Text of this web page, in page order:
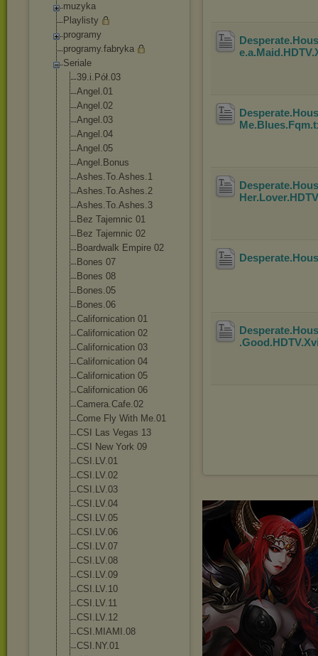
muzyka
Playlisty
programy
programy.fabryka
Seriale
39.i.Pół.03
Angel.01
Angel.02
Angel.03
Angel.04
Angel.05
Angel.Bonus
Ashes.To.Ashes.1
Ashes.To.Ashes.2
Ashes.To.Ashes.3
Bez Tajemnic 01
Bez Tajemnic 02
Boardwalk Empire 02
Bones 07
Bones 08
Bones.05
Bones.06
Californication 01
Californication 02
Californication 03
Californication 04
Californication 05
Californication 06
Camera.Cafe.02
Come Fly With Me.01
CSI Las Vegas 13
CSI New York 09
CSI.LV.01
CSI.LV.02
CSI.LV.03
CSI.LV.04
CSI.LV.05
CSI.LV.06
CSI.LV.07
CSI.LV.08
CSI.LV.09
CSI.LV.10
CSI.LV.11
CSI.LV.12
CSI.MIAMI.08
CSI.NY.01
Me.Blues.Fqm